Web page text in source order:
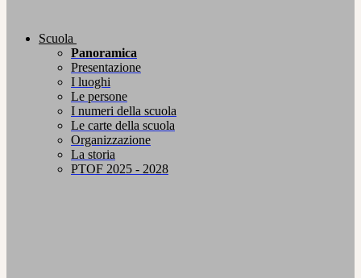
Scuola
Panoramica
Presentazione
I luoghi
Le persone
I numeri della scuola
Le carte della scuola
Organizzazione
La storia
PTOF 2025 - 2028